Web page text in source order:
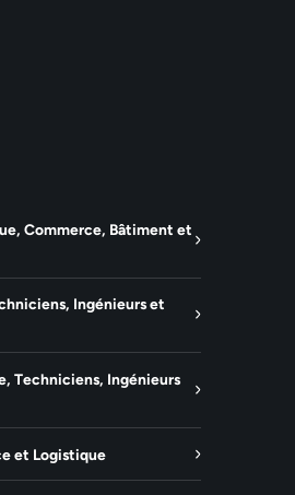
Commerce, Bâtiment et
Ingénieurs et
Techniciens, Ingénieurs
et Logistique